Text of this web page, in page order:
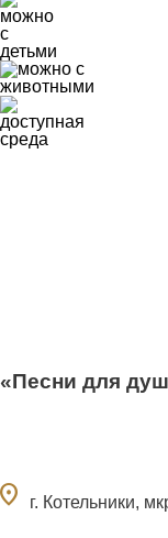
«Песни для
г. Котельники,